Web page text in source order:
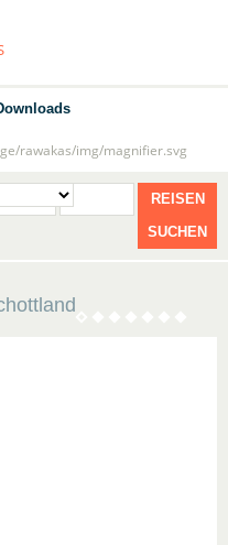
rawakas/img/magnifier.svg
REISEN
SUCHEN